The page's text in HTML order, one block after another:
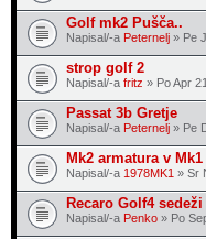
Golf mk2 Pušča..
Napisal/-a Peternelj » Pe
strop golf 2
Napisal/-a fritz » Po Apr
Passat 3b Gretje
Napisal/-a Peternelj » Pe
Mk2 armatura v Mk1
Napisal/-a 1978MK1 » Sr
Recaro Golf4
Napisal/-a Penko » Po